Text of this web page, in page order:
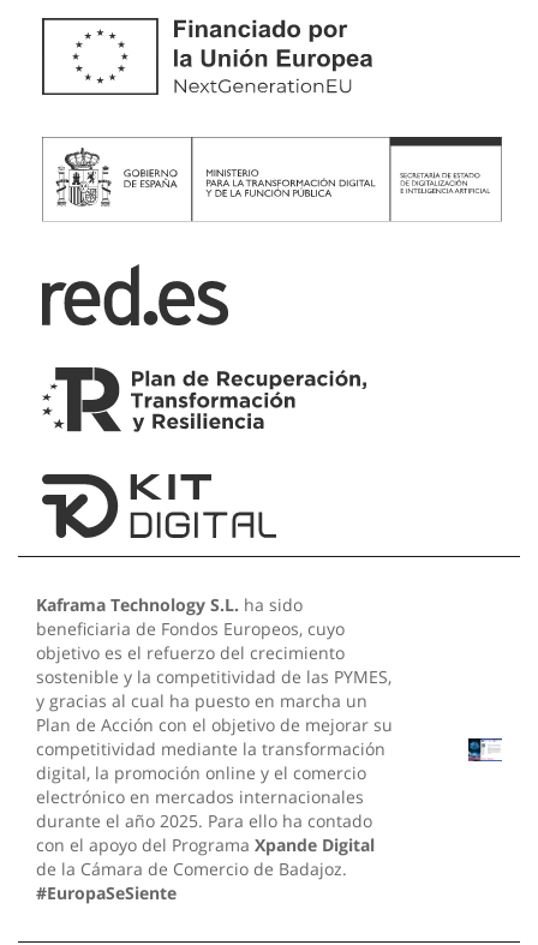
Kaframa Technology S.L. ha sido
beneficiaria de Fondos Europeos, cuyo
objetivo es el refuerzo del crecimiento
sostenible y la competitividad de las PYMES,
y gracias al cual ha puesto en marcha un
Plan de Acción con el objetivo de mejorar su
competitividad mediante la transformación
digital, la promoción online y el comercio
electrónico en mercados internacionales
durante el año 2025. Para ello ha contado
con el apoyo del Programa Xpande Digital
de la Cámara de Comercio de Badajoz.
#EuropaSeSiente